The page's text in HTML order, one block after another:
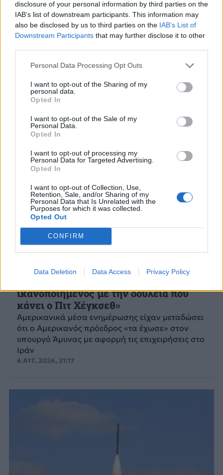
disclosure of your personal information by third parties on the
IAB’s list of downstream participants. This information may
also be disclosed by us to third parties on the IAB’s List of
Downstream Participants that may further disclose it to other
Personal Data Processing Opt Outs
I want to opt-out of the Sharing of my
personal data.
Opted In
I want to opt-out of the Sale of my
Personal Data.
Opted In
I want to opt-out of processing my
Personal Data for Targeted Advertising.
Opted In
I want to opt-out of Collection, Use,
Retention, Sale, and/or Sharing of my
Personal Data that Is Unrelated with the
Purposes for which it was collected.
Opted Out
CONFIRM
Data Deletion Data Access Privacy Policy
ΣΧΕΤΙΚΑ ΑΡΘΡΑ
ΚΟΣΜΟΣ
ικανοποιημένος με την δουλειά που
κάνει ο Πιτ Χέγκσεθ»
Αμερικανικά μέσα ενημέρωσης είχαν μεταδώσει
ότι ο Αμερικανός πρόεδρος «τα έχωσε» στον
υπουργό Άμυνας με αφορμή τις επιχειρήσεις στο
Ιράν
6 ΑΥΓ. 2026, 21:17